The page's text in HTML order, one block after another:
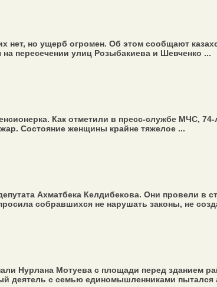
но ущерб огромен. Об этом сообщают
пересечении улиц Розыбакиева и Шевченко ...
Как отметили в пресс-службе МЧС,
Состояние женщины крайне тяжелое ...
Ахматбека Келдибекова. Они провели
собравшихся не нарушать законы, не
Нурлана Мотуева с площади перед зданием
деятель с семью единомышленниками пытался